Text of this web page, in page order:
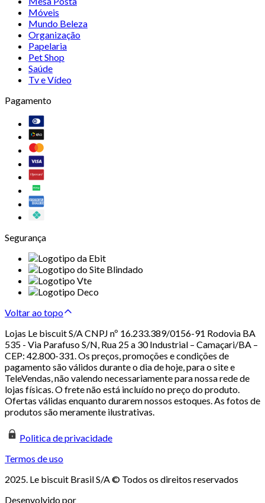
Móveis
Mundo Beleza
Organização
Papelaria
Pet Shop
Saúde
Tv e Vídeo
Pagamento
Segurança
Voltar ao topo
Lojas Le biscuit S/A CNPJ nº 16.233.389/0156-91 Rodovia BA
535 - Via Parafuso S/N, Rua 25 a 30 Industrial – Camaçari/BA –
CEP: 42.800-331. Os preços, promoções e condições de
pagamento são válidos durante o dia de hoje, para o site e
TeleVendas, não valendo necessariamente para nossa rede de
lojas físicas. O frete não está incluído no preço do produto.
Ofertas válidas enquanto durarem nossos estoques. As fotos de
produtos são meramente ilustrativas.
Politica de privacidade
Termos de uso
2025. Le biscuit Brasil S/A © Todos os direitos reservados
Desenvolvido por